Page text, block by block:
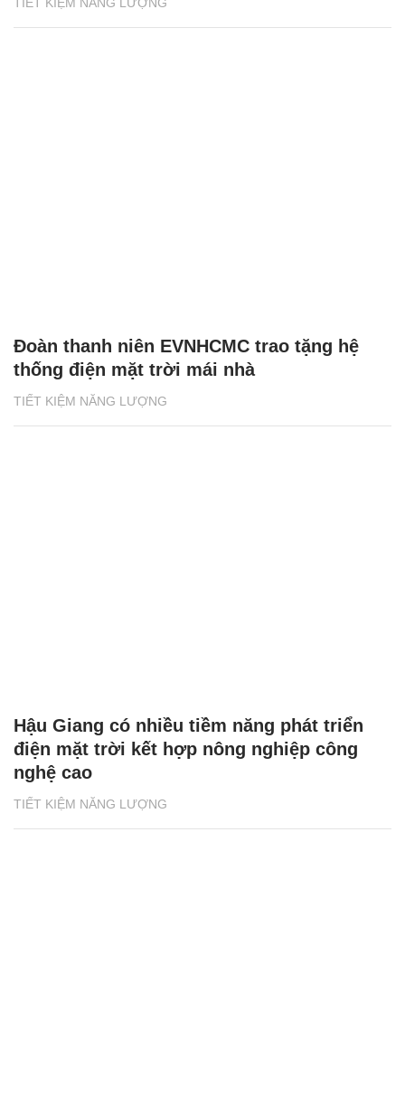
TIẾT KIỆM NĂNG LƯỢNG
Đoàn thanh niên EVNHCMC trao tặng hệ
thống điện mặt trời mái nhà
TIẾT KIỆM NĂNG LƯỢNG
Hậu Giang có nhiều tiềm năng phát triển
điện mặt trời kết hợp nông nghiệp công
nghệ cao